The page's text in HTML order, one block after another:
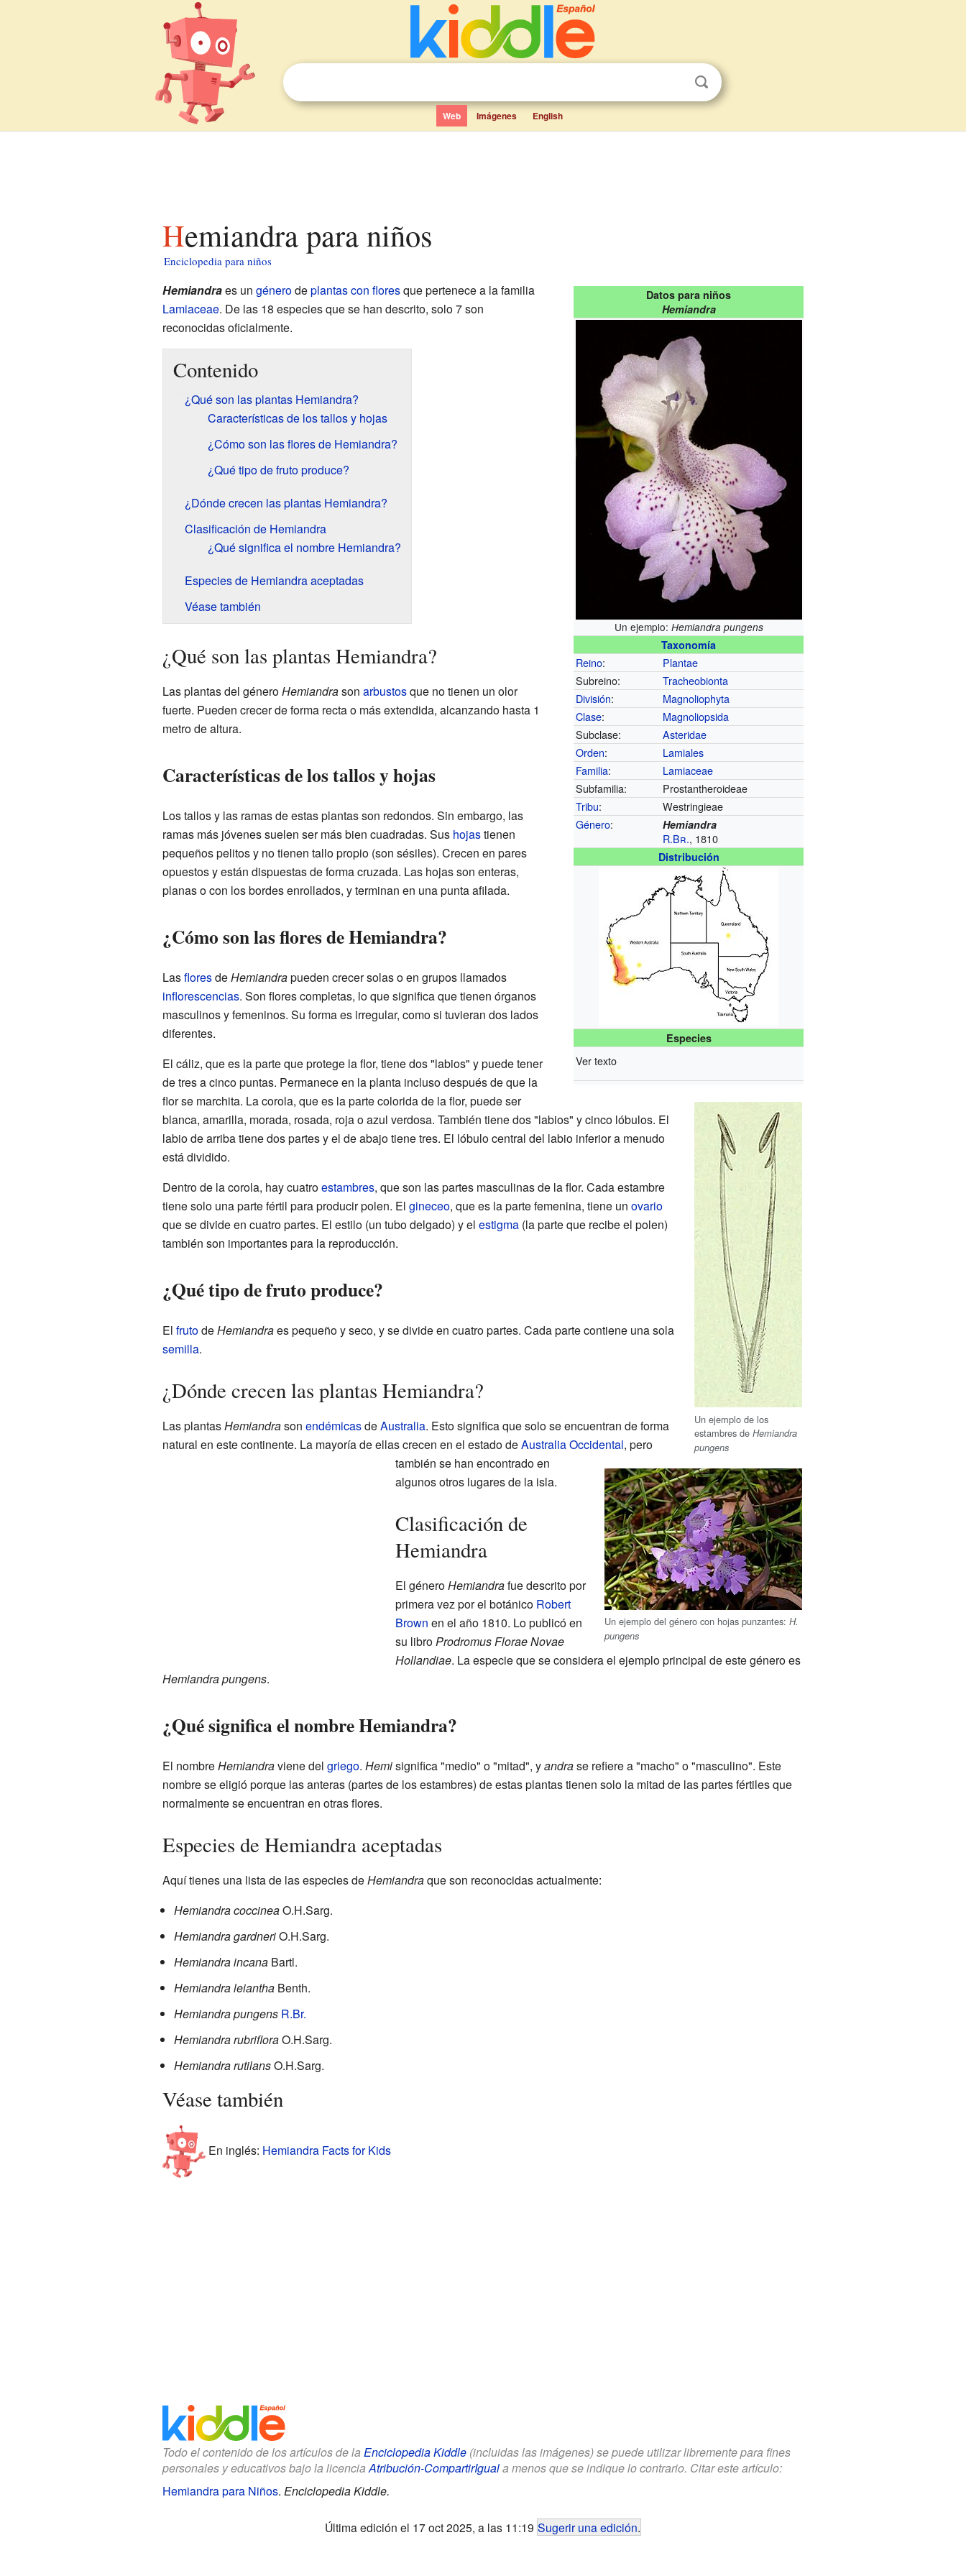
Web Imágenes English
Hemiandra para niños
Enciclopedia para niños
Datos para niños
Hemiandra
Un ejemplo: Hemiandra pungens
Taxonomía
Reino:
Plantae
Subreino:
Tracheobionta
División:
Magnoliophyta
Clase:
Magnoliopsida
Subclase:
Asteridae
Orden:
Lamiales
Familia:
Lamiaceae
Subfamilia:
Prostantheroideae
Tribu:
Westringieae
Género: Hemiandra
R.Br., 1810
Distribución
Especies
Ver texto
Un ejemplo de los
estambres deHemiandra
pungens
Un ejemplo del género con hojas punzantes:H.
pungens
Hemiandraes un génerodeplantas con floresque pertenece a la familia
Lamiaceae. De las 18 especies que se han descrito, solo 7 son
reconocidas oficialmente.
Contenido
¿Qué son las plantas Hemiandra?
Características de los tallos y hojas
¿Cómo son las flores de Hemiandra?
¿Qué tipo de fruto produce?
¿Dónde crecen las plantas Hemiandra?
Clasificación de Hemiandra
¿Qué significa el nombre Hemiandra?
Especies de Hemiandra aceptadas
Véase también
¿Qué son las plantas Hemiandra?
Las plantas del géneroHemiandrason arbustosque no tienen un olor
fuerte. Pueden crecer de forma recta o más extendida, alcanzando hasta 1
metro de altura.
Características de los tallos y hojas
Los tallos y las ramas de estas plantas son redondos. Sin embargo, las
ramas más jóvenes suelen ser más bien cuadradas. Sus hojastienen
pequeños pelitos y no tienen tallo propio (son sésiles). Crecen en pares
opuestos y están dispuestas de forma cruzada. Las hojas son enteras,
planas o con los bordes enrollados, y terminan en una punta afilada.
¿Cómo son las flores de Hemiandra?
LasfloresdeHemiandrapueden crecer solas o en grupos llamados
inflorescencias. Son flores completas, lo que significa que tienen órganos
masculinos y femeninos. Su forma es irregular, como si tuvieran dos lados
diferentes.
El cáliz, que es la parte que protege la flor, tiene dos "labios" y puede tener
de tres a cinco puntas. Permanece en la planta incluso después de que la
flor se marchita. La corola, que es la parte colorida de la flor, puede ser
blanca, amarilla, morada, rosada, roja o azul verdosa. También tiene dos "labios" y cinco lóbulos. El
labio de arriba tiene dos partes y el de abajo tiene tres. El lóbulo central del labio inferior a menudo
está dividido.
Dentro de la corola, hay cuatroestambres, que son las partes masculinas de la flor. Cada estambre
tiene solo una parte fértil para producir polen. El gineceo, que es la parte femenina, tiene un ovario
que se divide en cuatro partes. El estilo (un tubo delgado) y el estigma(la parte que recibe el polen)
también son importantes para la reproducción.
¿Qué tipo de fruto produce?
El frutodeHemiandraes pequeño y seco, y se divide en cuatro partes. Cada parte contiene una sola
semilla.
¿Dónde crecen las plantas Hemiandra?
Las plantasHemiandrason endémicasdeAustralia. Esto significa que solo se encuentran de forma
natural en este continente. La mayoría de ellas crecen en el estado deAustralia Occidental, pero
también se han encontrado en
algunos otros lugares de la isla.
Clasificación de
Hemiandra
El géneroHemiandrafue descrito por
primera vez por el botánico Robert
Brown en el año 1810. Lo publicó en
su libroProdromus Florae Novae
Hollandiae. La especie que se considera el ejemplo principal de este género es
Hemiandra pungens.
¿Qué significa el nombre Hemiandra?
El nombreHemiandraviene del griego. Hemisignifica "medio" o "mitad", yandrase refiere a "macho" o "masculino". Este
nombre se eligió porque las anteras (partes de los estambres) de estas plantas tienen solo la mitad de las partes fértiles que
normalmente se encuentran en otras flores.
Especies de Hemiandra aceptadas
Aquí tienes una lista de las especies deHemiandraque son reconocidas actualmente:
Hemiandra coccineaO.H.Sarg.
Hemiandra gardneriO.H.Sarg.
Hemiandra incanaBartl.
Hemiandra leianthaBenth.
Hemiandra pungens R.Br.
Hemiandra rubrifloraO.H.Sarg.
Hemiandra rutilansO.H.Sarg.
Véase también
En inglés: Hemiandra Facts for Kids
Todo el contenido de los artículos de la Enciclopedia Kiddle(incluidas las imágenes) se puede utilizar libremente para fines
personales y educativos bajo la licenciaAtribución-CompartirIguala menos que se indique lo contrario. Citar este artículo:
Hemiandra para Niños. Enciclopedia Kiddle.
Última edición el 17 oct 2025, a las 11:19 Sugerir una edición.